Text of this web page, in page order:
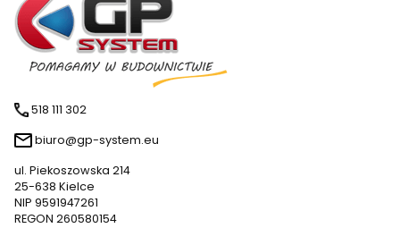
518 111 302
biuro@gp-system.eu
ul. Piekoszowska 214
25-638 Kielce
NIP 9591947261
REGON 260580154